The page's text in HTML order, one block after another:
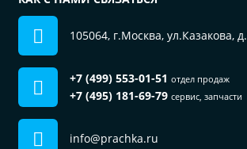
105064, г.Москва, ул.Казакова,
+7 (499) 553-01-51 отдел продаж
+7 (495) 181-69-79 сервис, запчасти
info@prachka.ru